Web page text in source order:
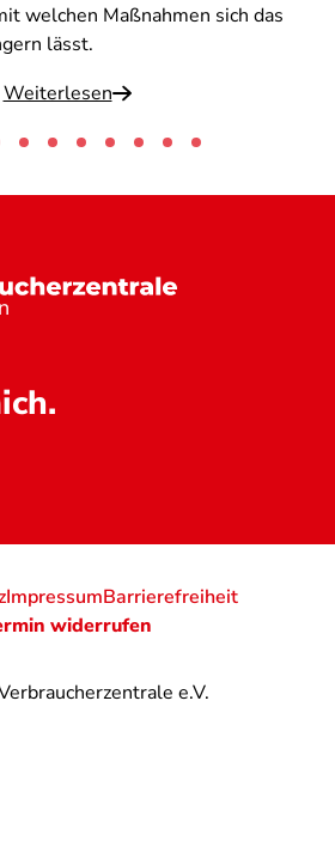
welchen Maßnahmen sich das
lässt.
Weiterlesen
e.V.
ImpressumBarrierefreiheit
widerrufen